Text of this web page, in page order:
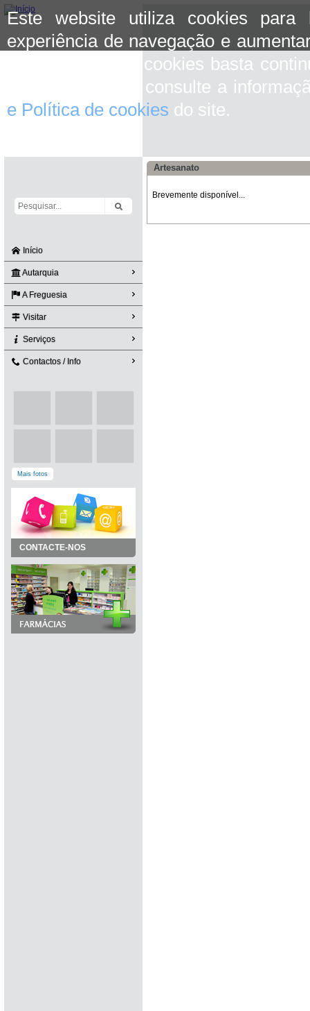
Este website utiliza cookies para
experiência de navegação e
aceitar o uso de cookies basta
mais informação consulte a
e Política de cookies do site.
Início
Autarquia
A Freguesia
Visitar
Serviços
Contactos / Info
Mais fotos
CONTACTE-NOS
Artesanato
Brevemente disponível...